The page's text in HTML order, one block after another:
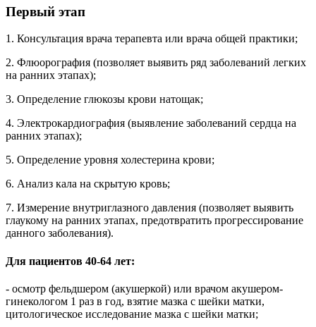
Первый этап
1. Консультация врача терапевта или врача общей практики;
2. Флюорография (позволяет выявить ряд заболеваний легких
на ранних этапах);
3. Определение глюкозы крови натощак;
4. Электрокардиография (выявление заболеваний сердца на
ранних этапах);
5. Определение уровня холестерина крови;
6. Анализ кала на скрытую кровь;
7. Измерение внутриглазного давления (позволяет выявить
глаукому на ранних этапах, предотвратить прогрессирование
данного заболевания).
Для пациентов 40-64 лет:
- осмотр фельдшером (акушеркой) или врачом акушером-
гинекологом 1 раз в год, взятие мазка с шейки матки,
цитологическое исследование мазка с шейки матки;